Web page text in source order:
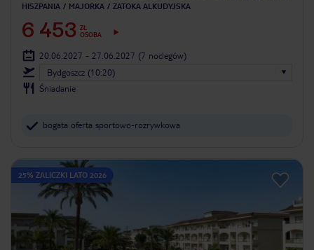
HISZPANIA MAJORKA ZATOKA ALKUDYJSKA
6 453 ZŁ
OSOBA
20.06.2027 - 27.06.2027 (7 noclegów)
Bydgoszcz (10:20)
Śniadanie
bogata oferta sportowo-rozrywkowa
25% ZALICZKI LATO 2026